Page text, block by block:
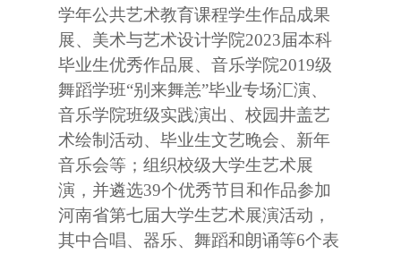
学年公共艺术教育课程学生作品成果
展、美术与艺术设计学院2023届本科
毕业生优秀作品展、音乐学院2019级
舞蹈学班“别来舞恙”毕业专场汇演、
音乐学院班级实践演出、校园井盖艺
术绘制活动、毕业生文艺晚会、新年
音乐会等；组织校级大学生艺术展
演，并遴选39个优秀节目和作品参加
河南省第七届大学生艺术展演活动，
其中合唱、器乐、舞蹈和朗诵等6个表